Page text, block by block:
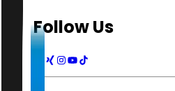
Follow Us